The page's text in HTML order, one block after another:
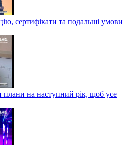
сертифікати та подальші умови
плани на наступний рік, щоб усе